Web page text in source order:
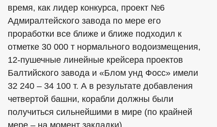
время, как лидер конкурса, проект №6
Адмиралтейского завода по мере его
проработки все ближе и ближе подходил к
отметке 30 000 т нормального водоизмещения,
12-пушечные линейные крейсера проектов
Балтийского завода и «Блом унд Фосс» имели
32 240 – 34 100 т. А в результате добавления
четвертой башни, корабли должны были
получиться сильнейшими в мире (по крайней
мере – на момент закладки).